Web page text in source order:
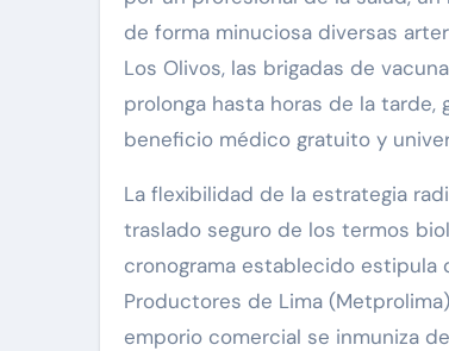
de forma minuciosa diversas
Los Olivos, las brigadas de
prolonga hasta horas de la
beneficio médico gratuito y
La flexibilidad de la estrategia
traslado seguro de los termos
cronograma establecido estipula
Productores de Lima
emporio comercial se inmuniza